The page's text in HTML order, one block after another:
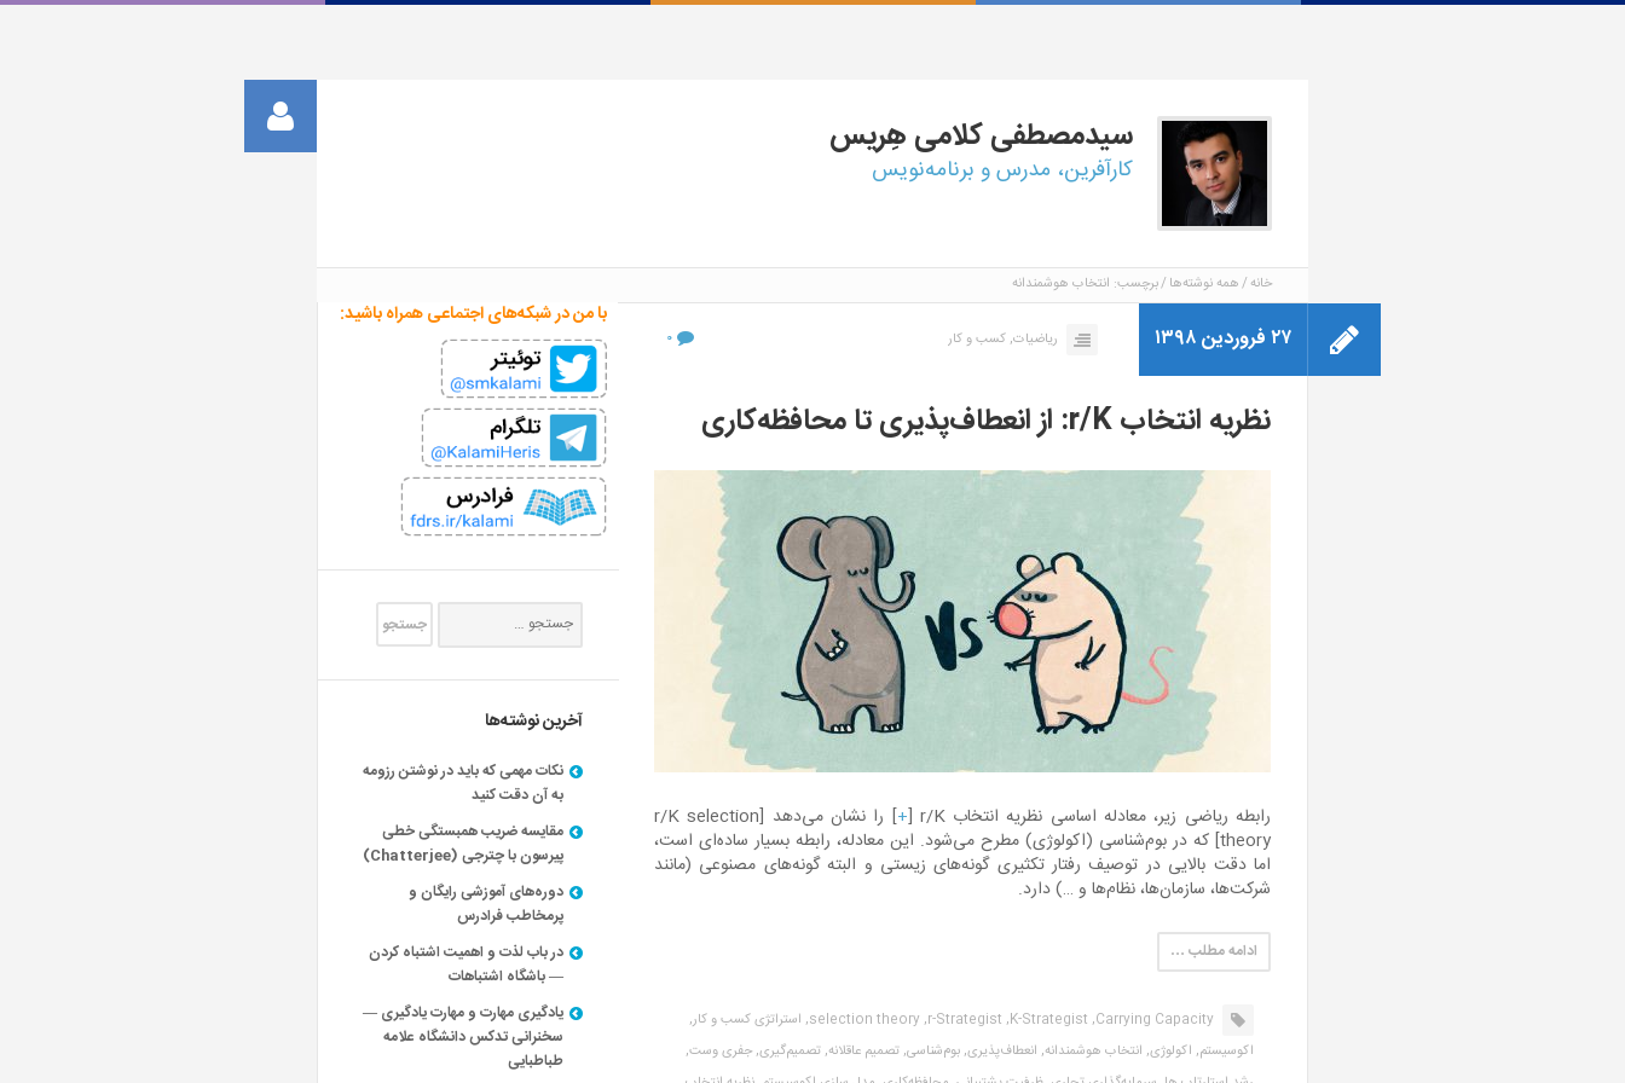
سیدمصطفیکلامی هِریس
کارآفرین، مدرس و برنامه‌نویس
خانه همه نوشته‌ها برچسب: انتخاب هوشمندانه
۲۷ فروردین ۱۳۹۸ ریاضیات,کسب و کار ۰
نظریه انتخاب r/K: از انعطاف‌پذیری تا محافظه‌کاری
رابطه ریاضی زیر، معادله اساسی نظریه انتخاب r/K [ +
] را نشان می‌دهد [r/K selection
theory] که در بوم‌شناسی (اکولوژی) مطرح می‌شود. این معادله، رابطه بسیار ساده‌ای است،
اما دقت بالایی در توصیف رفتار تکثیری گونه‌های زیستی و البته گونه‌های مصنوعی (مانند
شرکت‌ها، سازمان‌ها، نظام‌ها و …) دارد.
ادامه مطلب …
Carrying Capacity,
K-Strategist,
r-Strategist,
selection theory, استراتژی کسب و کار,
اکوسیستم, اکولوژی, انتخاب هوشمندانه, انعطاف‌پذیری,بوم‌شناسی,تصمیم عاقلانه,تصمیم‌گیری,جفری وست,
با من در شبکه‌های اجتماعی همراه باشید:
آخرین نوشته‌ها
نکات مهمی که باید در نوشتن رزومه
به آن دقت کنید
مقایسه ضریب همبستگی خطی
پیرسون با چترجی (Chatterjee)
دوره‌های آموزشی رایگان و
پرمخاطب فرادرس
در باب لذت و اهمیت اشتباه کردن
— باشگاه اشتباهات
یادگیری مهارت و مهارت یادگیری —
سخنرانی تدکس دانشگاه علامه
طباطبایی